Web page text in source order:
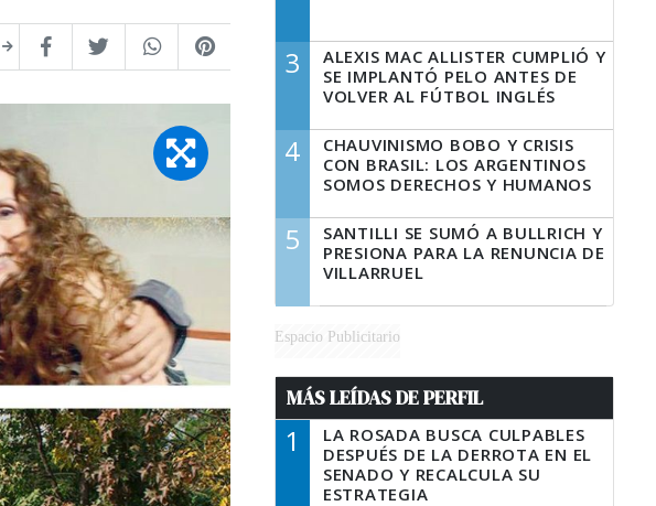
3
ALEXIS MAC ALLISTER CUMPLIÓ Y
SE IMPLANTÓ PELO ANTES DE
VOLVER AL FÚTBOL INGLÉS
4
CHAUVINISMO BOBO Y CRISIS
CON BRASIL: LOS ARGENTINOS
SOMOS DERECHOS Y HUMANOS
5
SANTILLI SE SUMÓ A BULLRICH Y
PRESIONA PARA LA RENUNCIA DE
VILLARRUEL
Espacio Publicitario
MÁS LEÍDAS DE PERFIL
1
LA ROSADA BUSCA CULPABLES
DESPUÉS DE LA DERROTA EN EL
SENADO Y RECALCULA SU
ESTRATEGIA